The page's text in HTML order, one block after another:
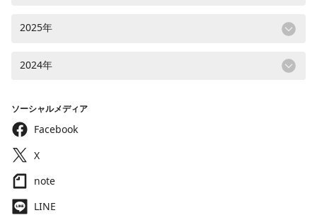
2025年
2024年
ソーシャルメディア
Facebook
X
note
LINE